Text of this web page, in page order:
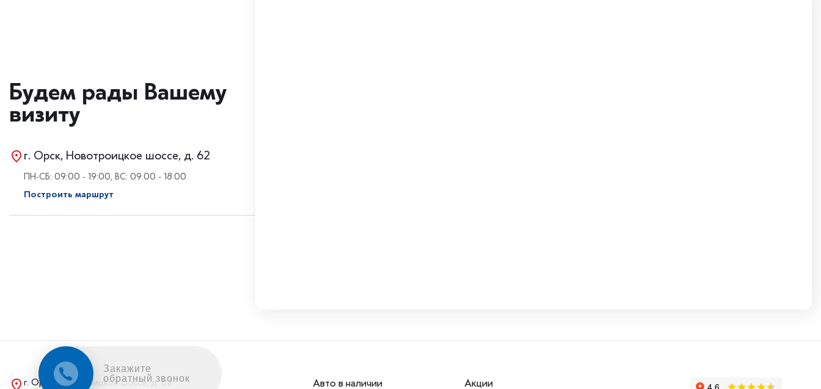
Будем рады Вашему
визиту
г. Орск, Новотроицкое шоссе, д. 62
ПН-СБ: 09:00 - 19:00, ВС: 09.00 - 18.00
Построить маршрут
г. Орск, Новотроицкое шоссе, д. 62 Авто в наличии Акции
Закажите
обратный звонок